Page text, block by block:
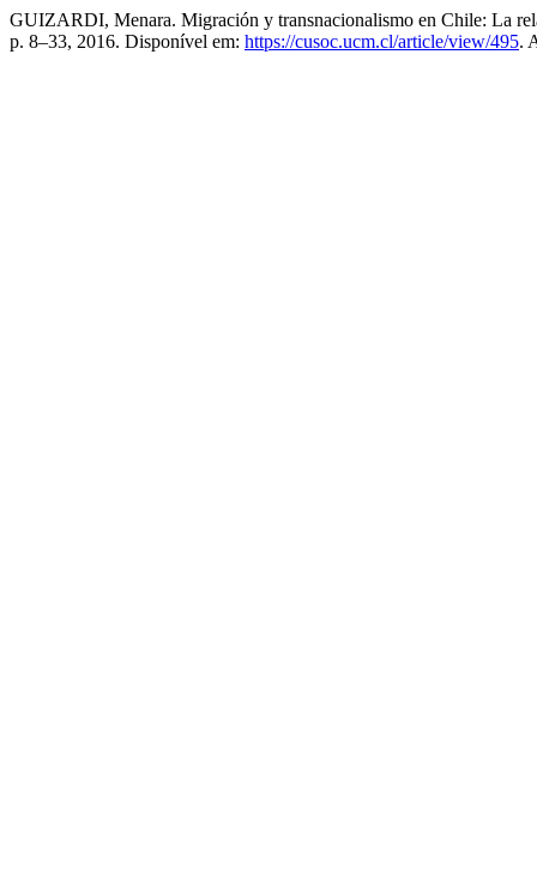
GUIZARDI, Menara. Migración y transnacionalismo en Chile: La
p. 8–33, 2016. Disponível em: https://cusoc.ucm.cl/article/view/495.